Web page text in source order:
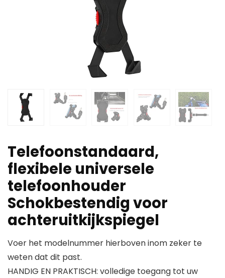
Telefoonstandaard,
flexibele universele
telefoonhouder
Schokbestendig voor
achteruitkijkspiegel
Voer het modelnummer hierboven inom zeker te
weten dat dit past.
HANDIG EN PRAKTISCH: volledige toegang tot uw